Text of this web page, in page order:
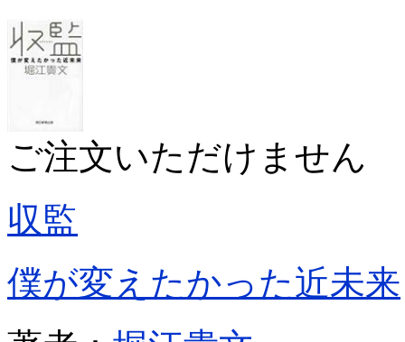
ご注文いただけません
収監
僕が変えたかった近未来